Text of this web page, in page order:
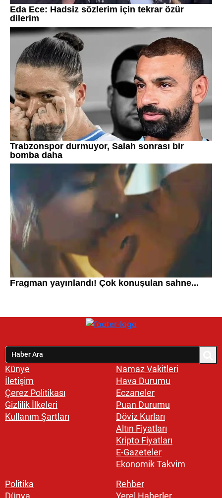
Künye
İletişim
Çerez Politikası
Gizlilik İlkeleri
Kullanım Şartları
Namaz Vakitleri
Hava Durumu
Eczaneler
Puan Durumu
Döviz Kurları
Altın Fiyatları
Kripto Fiyatları
E-Gazeteler
Ekonomik Takvim
Politika
Dünya
Rehber
Yerel Haberler